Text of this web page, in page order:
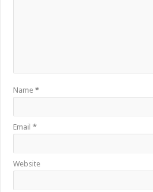
Name*
Email*
Website